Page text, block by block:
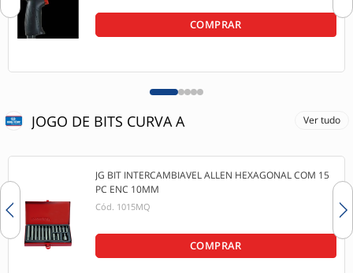
COMPRAR
JOGO DE BITS CURVA A Ver tudo
JG BIT INTERCAMBIAVEL ALLEN HEXAGONAL COM 15
PC ENC 10MM
Cód. 1015MQ
COMPRAR